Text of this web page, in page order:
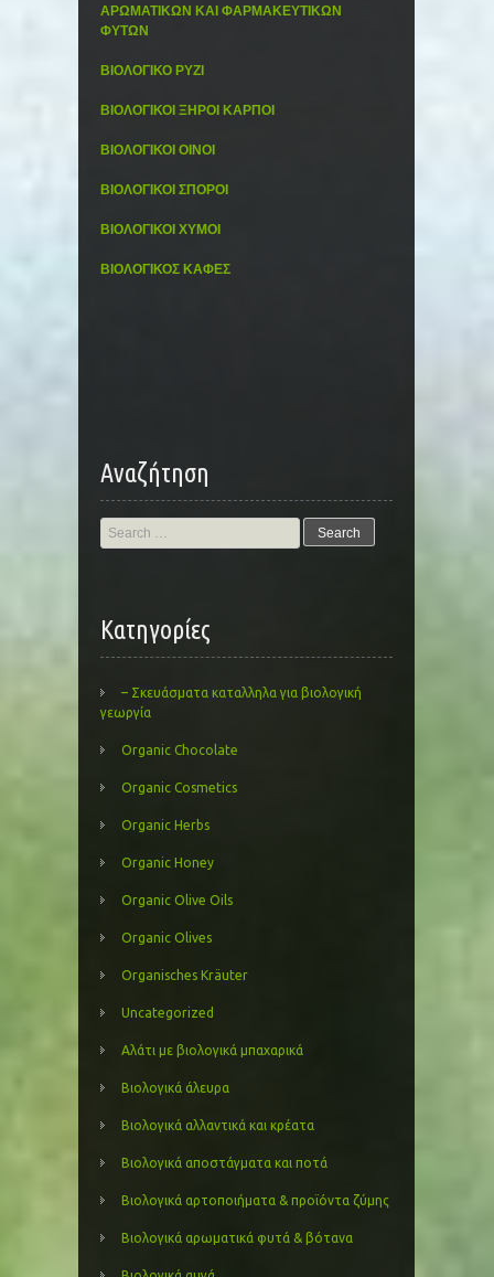
ΑΡΩΜΑΤΙΚΩΝ ΚΑΙ ΦΑΡΜΑΚΕΥΤΙΚΩΝ
ΦΥΤΩΝ
ΒΙΟΛΟΓΙΚΟ ΡΥΖΙ
ΒΙΟΛΟΓΙΚΟΙ ΞΗΡΟΙ ΚΑΡΠΟΙ
ΒΙΟΛΟΓΙΚΟΙ ΟΙΝΟΙ
ΒΙΟΛΟΓΙΚΟΙ ΣΠΟΡΟΙ
ΒΙΟΛΟΓΙΚΟΙ ΧΥΜΟΙ
ΒΙΟΛΟΓΙΚΟΣ ΚΑΦΕΣ
Αναζήτηση
Search
for:
Kατηγορίες
– Σκευάσματα καταλληλα για βιολογική
γεωργία
Organic Chocolate
Organic Cosmetics
Organic Herbs
Organic Honey
Organic Olive Oils
Organic Olives
Organisches Kräuter
Uncategorized
Αλάτι με βιολογικά μπαχαρικά
Βιολογικά άλευρα
Βιολογικά αλλαντικά και κρέατα
Βιολογικά αποστάγματα και ποτά
Βιολογικά αρτοποιήματα & προϊόντα ζύμης
Βιολογικά αρωματικά φυτά & βότανα